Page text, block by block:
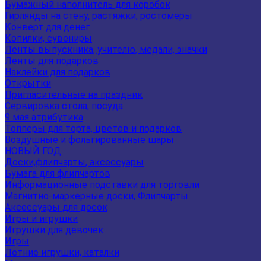
Бумажный наполнитель для коробок
Гирлянды на стену, растяжки, ростомеры
Конверт для денег
Копилки, сувениры
Ленты выпускника, учителю, медали, значки
Ленты для подарков
Наклейки для подарков
Открытки
Пригласительные на праздник
Сервировка стола, посуда
9 мая атрибутика
Топперы для торта, цветов и подарков
Воздушные и фольгированные шары
НОВЫЙ ГОД
Доски,флипчарты, аксессуары
Бумага для флипчартов
Информационные подставки для торговли
Магнитно-маркерные доски, Флипчарты
Аксессуары для досок
Игры и игрушки
Игрушки для девочек
Игры
Летние игрушки, каталки